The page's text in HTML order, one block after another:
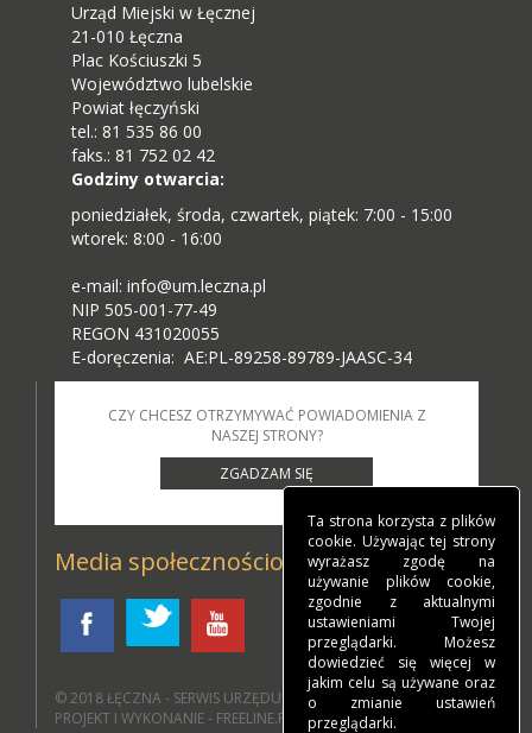
Urząd Miejski w Łęcznej
21-010 Łęczna
Plac Kościuszki 5
Województwo lubelskie
Powiat łęczyński
tel.: 81 535 86 00
faks.: 81 752 02 42
Godziny otwarcia:
poniedziałek, środa, czwartek, piątek: 7:00 - 15:00
wtorek: 8:00 - 16:00
e-mail: info@um.leczna.pl
NIP 505-001-77-49
REGON 431020055
E-doręczenia: AE:PL-89258-89789-JAASC-34
CZY CHCESZ OTRZYMYWAĆ POWIADOMIENIA Z
NASZEJ STRONY?
ZGADZAM SIĘ
Media społecznościowe
© 2018ŁĘCZNA - SERWIS URZĘDU MIEJSKIEGO W ŁĘCZNEJ .
PROJEKT I WYKONANIE - FREELINE.PL
Ta strona korzysta z plików
cookie. Używając tej strony
wyrażasz zgodę na
używanie plików cookie,
zgodnie z aktualnymi
ustawieniami Twojej
przeglądarki. Możesz
dowiedzieć się więcej w
jakim celu są używane oraz
o zmianie ustawień
przeglądarki.